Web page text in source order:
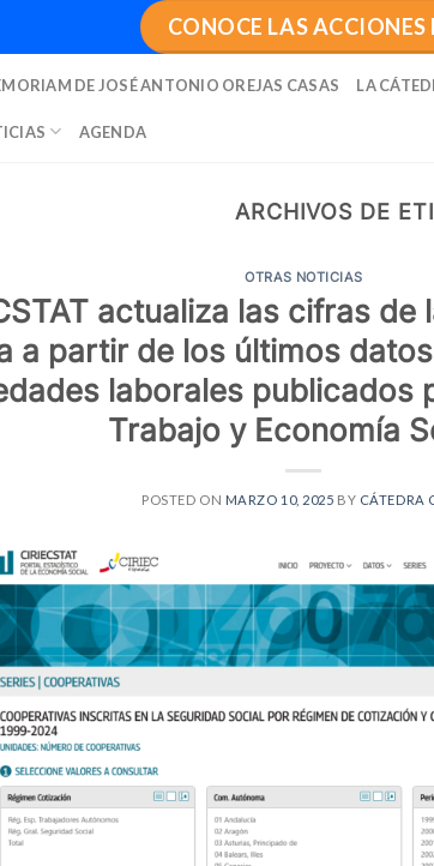
CONOCE LAS
DE JOSÉ ANTONIO OREJAS CASAS LA
AGENDA
ARCHIVOS DE
OTRAS NOTICIAS
actualiza las cifras
a partir de los últimos
laborales publicados
Trabajo y Economía
POSTED ON MARZO 10, 2025 BY CÁTEDRA